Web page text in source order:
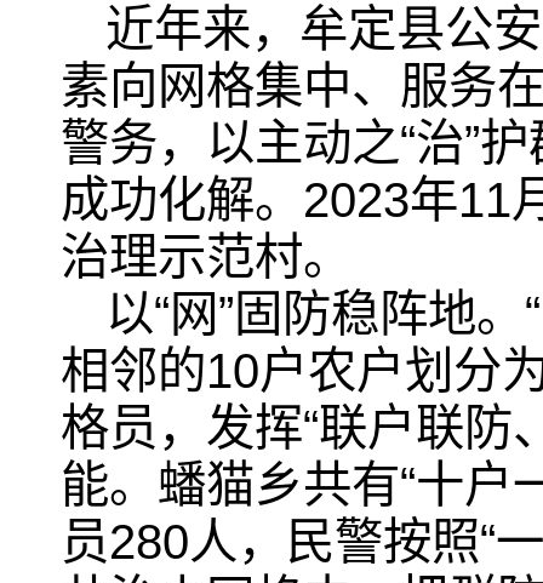
近年来，牟定县公
素向网格集中、服务
警务，以主动之“治”
成功化解。2023年11
治理示范村。
以“网”固防稳阵地
相邻的10户农户划分
格员，发挥“联户联防
能。蟠猫乡共有“十户
员280人，民警按照“